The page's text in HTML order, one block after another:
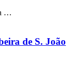
…
de S. João